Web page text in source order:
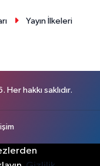
Yayın İlkeleri
hakkı saklıdır.